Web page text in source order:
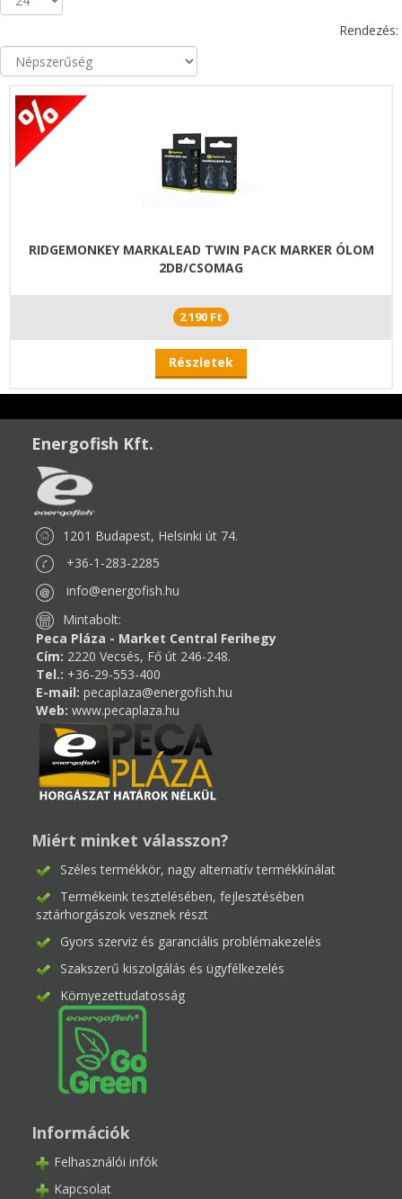
Rendezés:
RIDGEMONKEY MARKALEAD TWIN PACK MARKER ÓLOM
2DB/CSOMAG
2 190 Ft
Részletek
Energofish Kft.
1201 Budapest, Helsinki út 74.
+36-1-283-2285
info@energofish.hu
Mintabolt:
Peca Pláza - Market Central Ferihegy
Cím: 2220 Vecsés, Fő út 246-248.
Tel.: +36-29-553-400
E-mail: pecaplaza@energofish.hu
Web: www.pecaplaza.hu
Miért minket válasszon?
Széles termékkör, nagy alternatív termékkínálat
Termékeink tesztelésében, fejlesztésében
sztárhorgászok vesznek részt
Gyors szerviz és garanciális problémakezelés
Szakszerű kiszolgálás és ügyfélkezelés
Környezettudatosság
Információk
Felhasználói infók
Kapcsolat